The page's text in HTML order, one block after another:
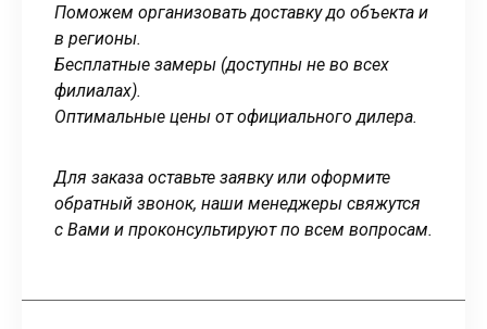
Поможем организовать доставку до объекта и
в регионы.
Бесплатные замеры (доступны не во всех
филиалах).
Оптимальные цены от официального дилера.
Для заказа оставьте заявку или оформите
обратный звонок, наши менеджеры свяжутся
с Вами и проконсультируют по всем вопросам.